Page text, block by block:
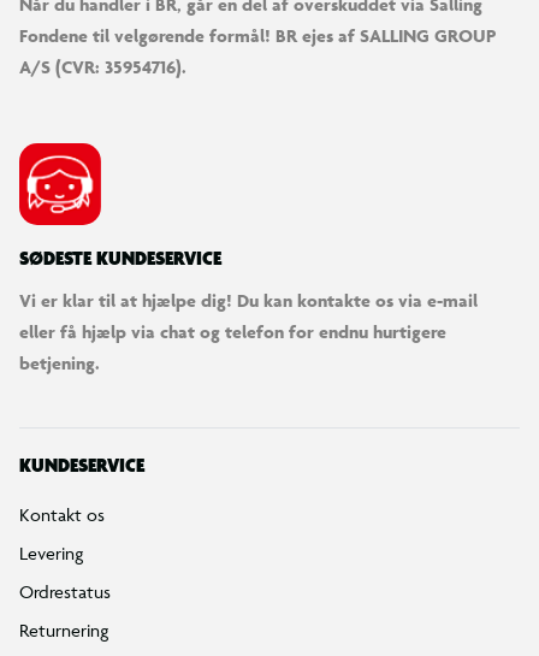
Fondene til velgørende formål! BR ejes af SALLING GROUP
A/S (CVR: 35954716).
SØDESTE KUNDESERVICE
Vi er klar til at hjælpe dig! Du kan kontakte os via e-mail
eller få hjælp via chat og telefon for endnu hurtigere
betjening.
KUNDESERVICE
Kontakt os
Levering
Ordrestatus
Returnering